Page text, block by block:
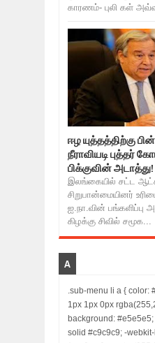
காரணம்- புலி கள்
ஈழ யுத்தத்திற்கு
நீராவியடி புத்தர்
பிக்குவின்
இலங்கையில் சட்ட
சிறுபான்மையினர்
ஐ.நா.வின் பங்களிப்பு
கிழக்கு சிவில் சமூக...
A
.sub-menu li a { color:
1px 1px 0px
background:
solid #c9c9c9; -